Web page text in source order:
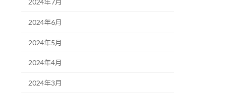
2024年7月
2024年6月
2024年5月
2024年4月
2024年3月